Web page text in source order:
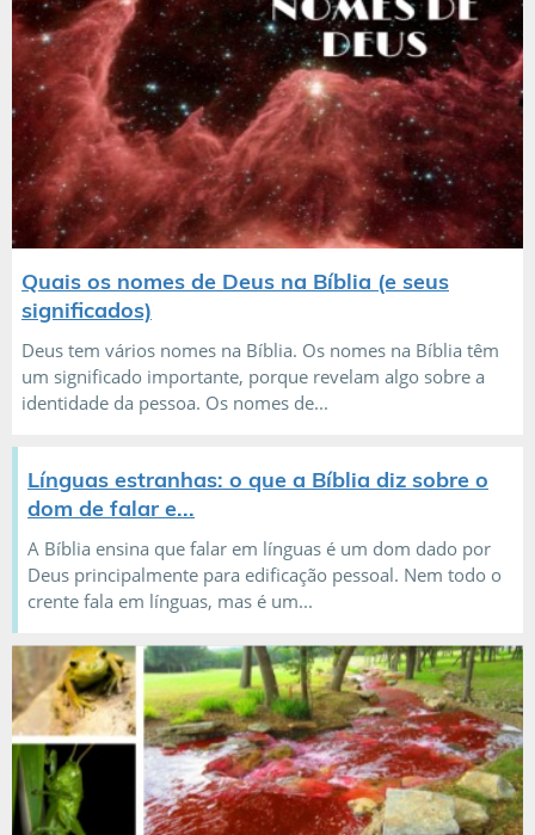
Quais os nomes de Deus na Bíblia (e seus
significados)
Deus tem vários nomes na Bíblia. Os nomes na Bíblia têm
um significado importante, porque revelam algo sobre a
identidade da pessoa. Os nomes de...
Línguas estranhas: o que a Bíblia diz sobre o
dom de falar e...
A Bíblia ensina que falar em línguas é um dom dado por
Deus principalmente para edificação pessoal. Nem todo o
crente fala em línguas, mas é um...